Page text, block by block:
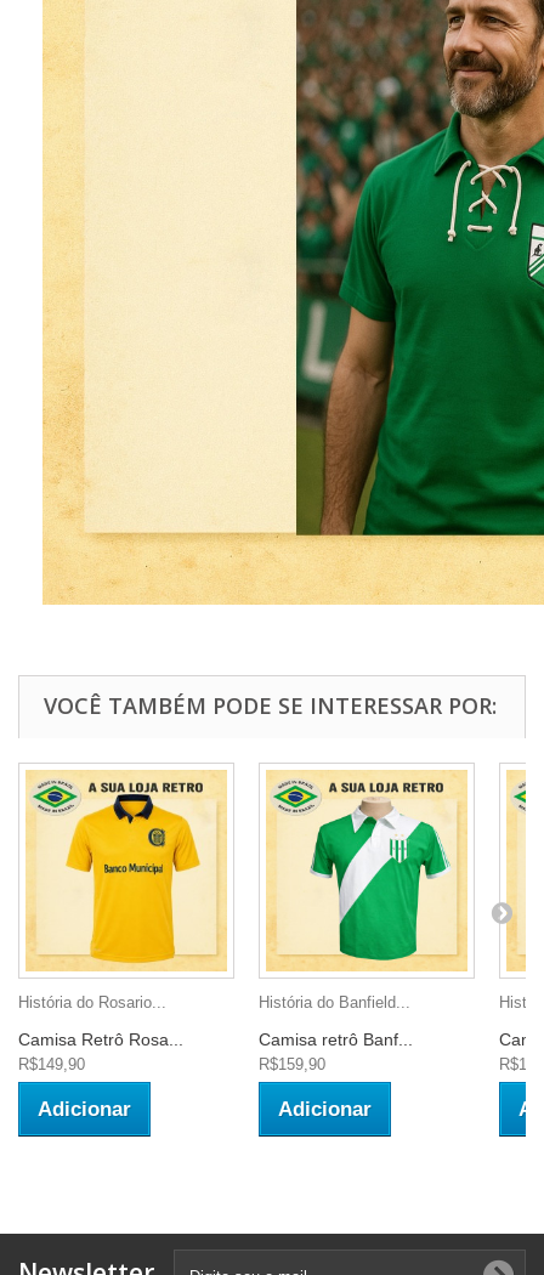
VOCÊ TAMBÉM PODE SE INTERESSAR POR:
História do Rosario...
Camisa Retrô Rosa...
R$149,90
Adicionar
História do Banfield...
Camisa retrô Banf...
R$159,90
Adicionar